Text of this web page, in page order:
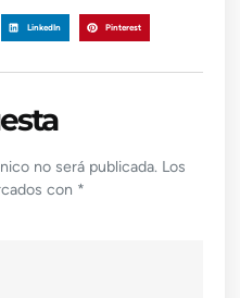
LinkedIn Pinterest
no será publicada. Los
con *